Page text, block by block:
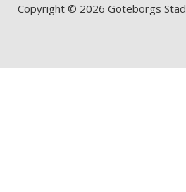
Copyright © 2026 Göteborgs Stad